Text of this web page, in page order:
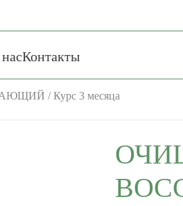
Контакты
/ Курс 3 месяца